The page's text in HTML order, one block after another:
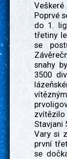
Poprvé
do 1.
třetiny
se
snahy
3500
zvítězilo
Stavjani
Vary si
první
se